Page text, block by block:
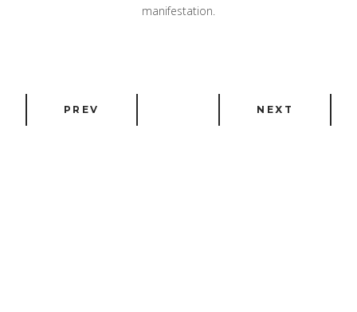
manifestation.
PREV NEXT